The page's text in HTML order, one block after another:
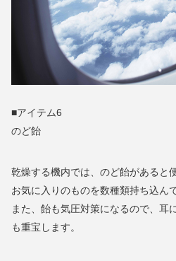
■アイテム6
のど飴
乾燥する機内では、のど飴があると便
お気に入りのものを数種類持ち込ん
また、飴も気圧対策になるので、耳
も重宝します。